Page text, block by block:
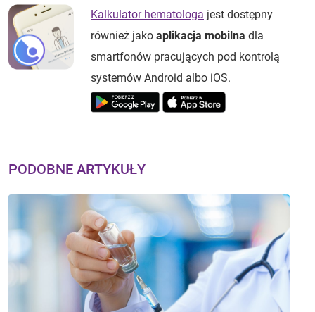
Kalkulator hematologa jest dostępny
również jako aplikacja mobilna dla
smartfonów pracujących pod kontrolą
systemów Android albo iOS.
PODOBNE ARTYKUŁY